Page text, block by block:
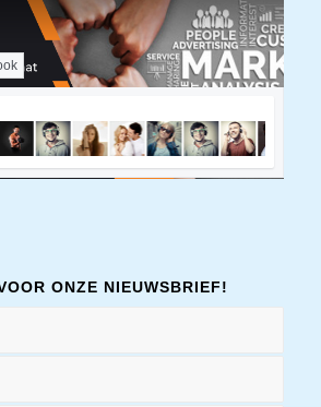
ONZE NIEUWSBRIEF!